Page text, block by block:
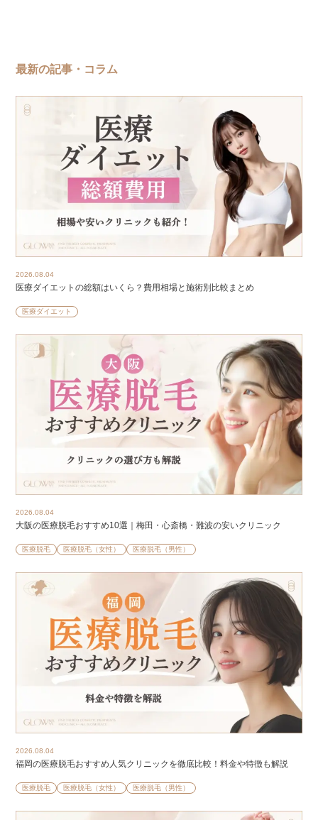
最新の記事・コラム
2026.08.04
医療ダイエットの総額はいくら？費用相場と施術別比較まとめ
医療ダイエット
2026.08.04
大阪の医療脱毛おすすめ10選｜梅田・心斎橋・難波の安いクリニック
医療脱毛 医療脱毛（女性） 医療脱毛（男性）
2026.08.04
福岡の医療脱毛おすすめ人気クリニックを徹底比較！料金や特徴も解説
医療脱毛 医療脱毛（女性） 医療脱毛（男性）